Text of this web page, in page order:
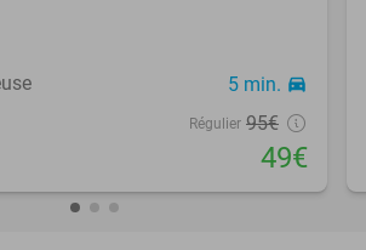
5 min. directions_car
Régulier 95€
49€